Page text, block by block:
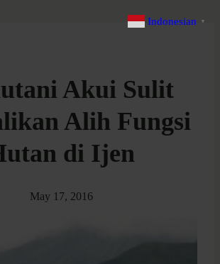
Akui Sulit
Alih Fungsi
di Ijen
May 17, 2016
Indonesian ▼